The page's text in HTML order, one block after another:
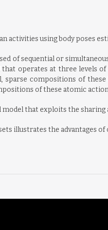
activities using body poses
of sequential or
operates at three levels
compositions of
of these atomic
that exploits the
illustrates the advantages